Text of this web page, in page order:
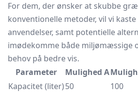
For dem, der ønsker at skubbe
konventionelle metoder, vil vi
anvendelser, samt potentielle
imødekomme både miljømæssige
behov på bedre vis.
Parameter
Mulighed A
Kapacitet (liter)50
100